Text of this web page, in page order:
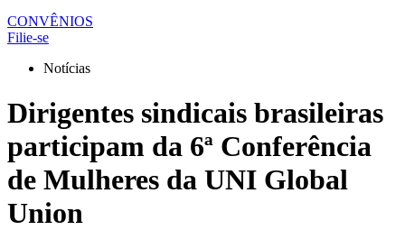
CONVÊNIOS
Filie-se
Notícias
Dirigentes sindicais brasileiras
participam da 6ª Conferência
de Mulheres da UNI Global
Union